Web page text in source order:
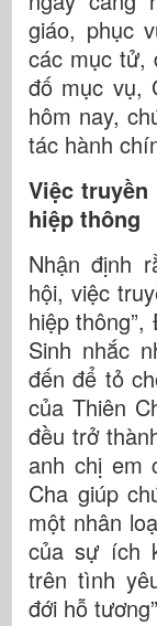
giáo, phục
các mục tử,
đố mục vụ,
hôm nay,
tác hành
Việc
hiệp thông
Nhận định
hội, việc
hiệp
Sinh nhắc
đến để tỏ
của Thiên
đều trở
anh chị em
Cha giúp
một nhân
của sự ích
trên tình
đới hỗ